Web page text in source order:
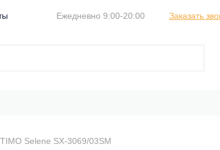
Ежедневно 9:00-20:00 Заказать
Selene SX-3069/03SM